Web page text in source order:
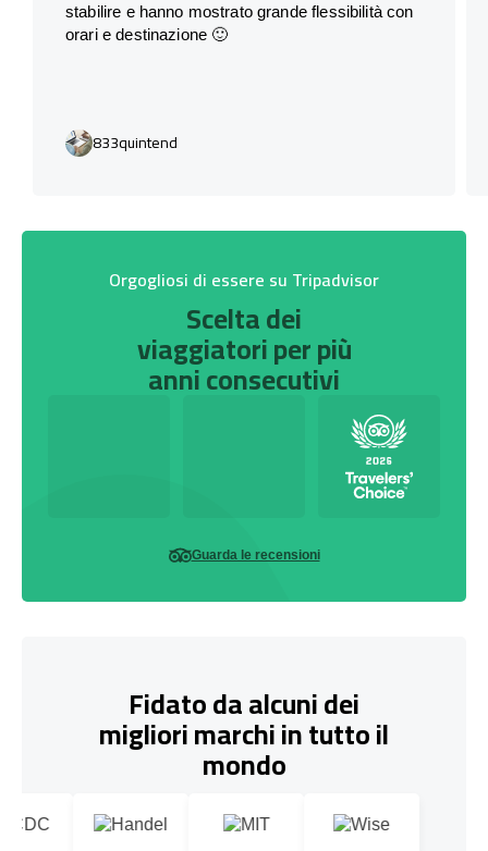
stabilire e hanno mostrato grande flessibilità con
orari e destinazione 🙂
833quintend
Orgogliosi di essere su Tripadvisor
Scelta dei
viaggiatori per più
anni consecutivi
Guarda le recensioni
Fidato da alcuni dei
migliori marchi in tutto il
mondo